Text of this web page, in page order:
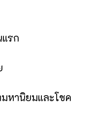
รก
มหานิยมและโชค